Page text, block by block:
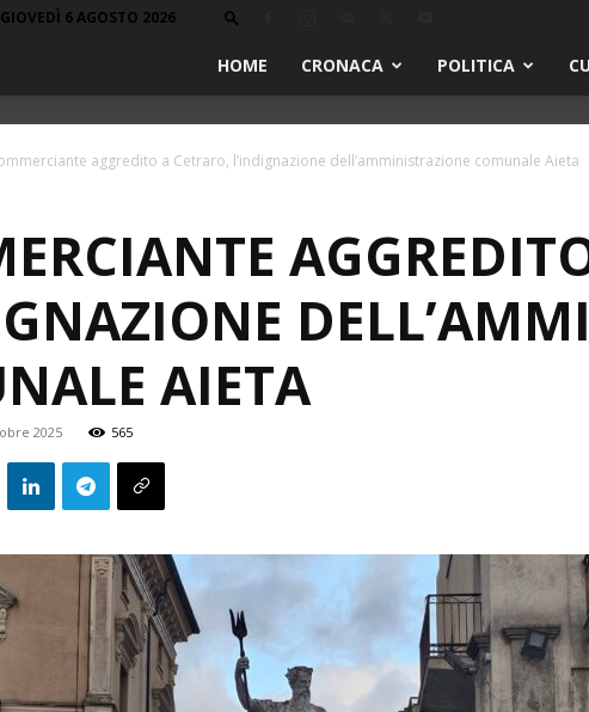
GIOVEDÌ 6 AGOSTO 2026
HOME CRONACA POLITICA
aggredito a Cetraro, l’indignazione dell’amministrazione comunale Aieta
AIETA
2025 565